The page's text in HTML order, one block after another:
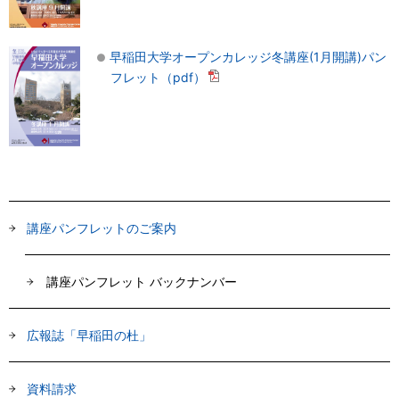
早稲田大学オープンカレッジ冬講座(1月開講)パン
フレット（pdf）
講座パンフレットのご案内
講座パンフレット バックナンバー
広報誌「早稲田の杜」
資料請求